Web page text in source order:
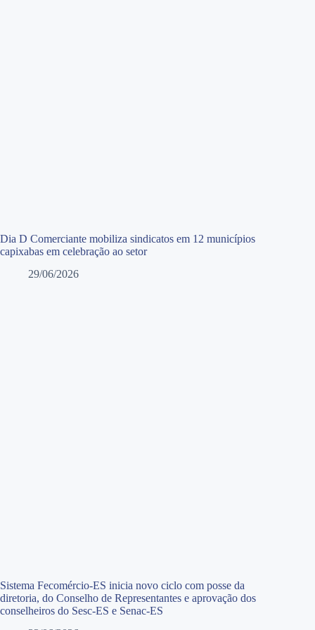
Dia D Comerciante mobiliza sindicatos em 12 municípios
capixabas em celebração ao setor
29/06/2026
Sistema Fecomércio-ES inicia novo ciclo com posse da
diretoria, do Conselho de Representantes e aprovação dos
conselheiros do Sesc-ES e Senac-ES